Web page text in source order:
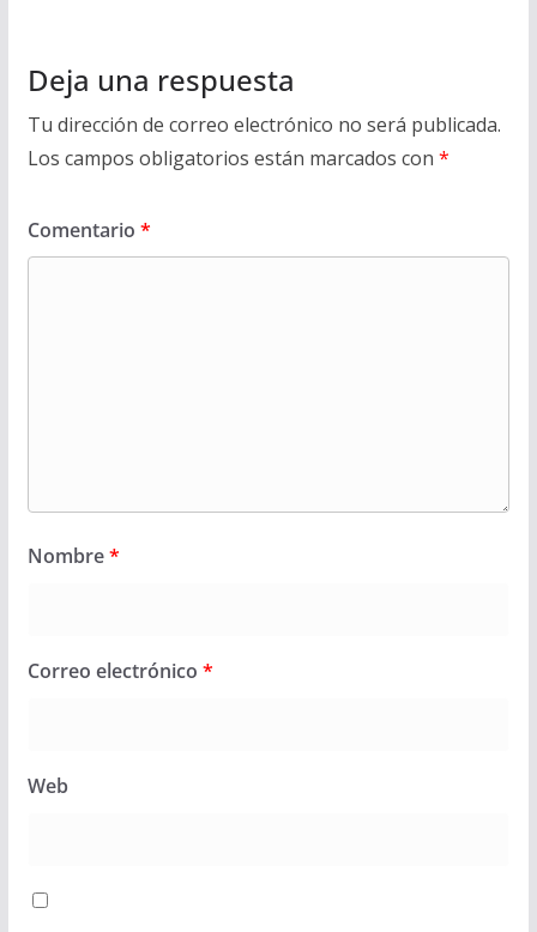
Deja una respuesta
Tu dirección de correo electrónico no será publicada.
Los campos obligatorios están marcados con *
Comentario *
Nombre*
Correo electrónico *
Web